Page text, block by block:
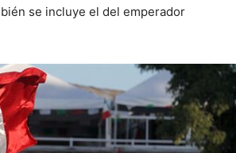
se incluye el del emperador